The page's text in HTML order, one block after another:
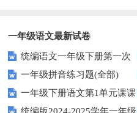
一年级语文最新试卷
统编语文一年级下册第一次
月考测试题7
一年级拼音练习题(全部)
一年级下册语文第1单元课课
统编版2024-2025学年一年级